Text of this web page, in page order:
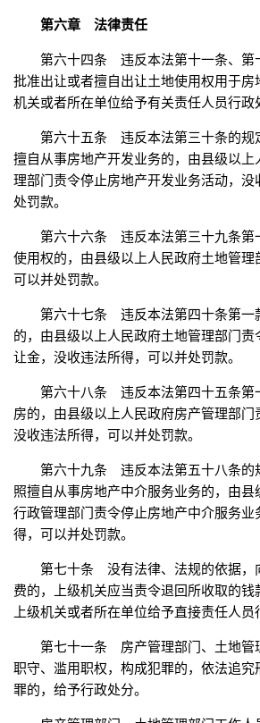
第六章 法律责任
第六十四条 违反本法第十一条、第
批准出让或者擅自出让土地使用权用于房
机关或者所在单位给予有关责任人员行政
第六十五条 违反本法第三十条的规
擅自从事房地产开发业务的，由县级以上
理部门责令停止房地产开发业务活动，没
处罚款。
第六十六条 违反本法第三十九条第
使用权的，由县级以上人民政府土地管理
可以并处罚款。
第六十七条 违反本法第四十条第一
的，由县级以上人民政府土地管理部门责
让金，没收违法所得，可以并处罚款。
第六十八条 违反本法第四十五条第
房的，由县级以上人民政府房产管理部门
没收违法所得，可以并处罚款。
第六十九条 违反本法第五十八条的
照擅自从事房地产中介服务业务的，由县
行政管理部门责令停止房地产中介服务业
得，可以并处罚款。
第七十条 没有法律、法规的依据，
费的，上级机关应当责令退回所收取的钱
上级机关或者所在单位给予直接责任人员
第七十一条 房产管理部门、土地管
职守、滥用职权，构成犯罪的，依法追究
罪的，给予行政处分。